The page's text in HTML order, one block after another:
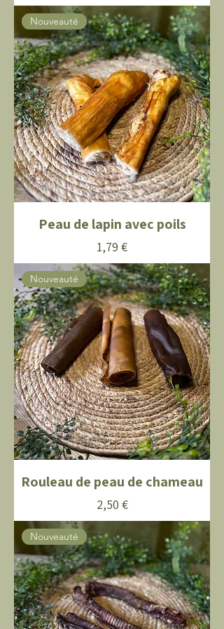
Nouveauté
Peau de lapin avec poils
Prix
1,79 €
Nouveauté
Rouleau de peau de chameau
Prix
2,50 €
Nouveauté